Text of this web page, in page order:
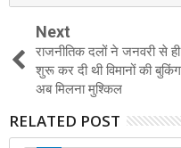
Next
राजनीतिक दलों ने जनवरी से ही
शुरू कर दी थी विमानों की बुकिंग,
अब मिलना मुश्किल
RELATED POST